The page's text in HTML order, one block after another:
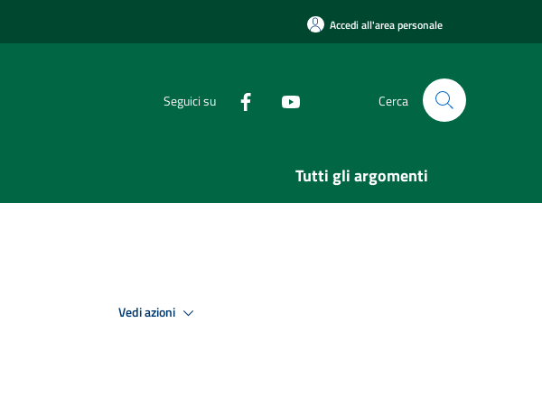
Accedi all'area personale
Seguici su Cerca
Tutti gli argomenti
Vedi azioni